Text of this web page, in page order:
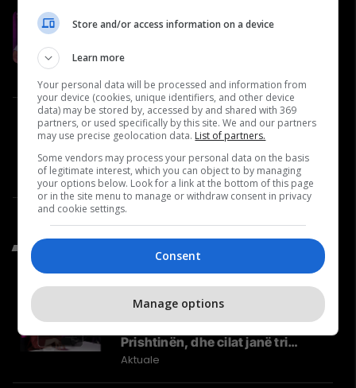
Rrugëtimi 6 | Flandra
AI, Data4x dhe ICT Women of the
Çfarë po ndodh në LDK? Berim
Ramosaj për Abdixhikun dhe
përplasjet në parti | Përballje
#39
Përballje
Të Fundit nga Aktuale
Kush është Besa Shahini,
kandidatja e vetme grua për
Prishtinën, dhe cilat janë tri
synimet e saj?
Aktuale
Store and/or access information on a device
Learn more
Your personal data will be processed and information from
your device (cookies, unique identifiers, and other device
data) may be stored by, accessed by and shared with 369
partners, or used specifically by this site. We and our partners
may use precise geolocation data. List of partners.
Some vendors may process your personal data on the basis
of legitimate interest, which you can object to by managing
your options below. Look for a link at the bottom of this page
or in the site menu to manage or withdraw consent in privacy
and cookie settings.
Consent
Manage options